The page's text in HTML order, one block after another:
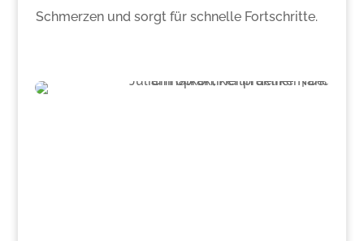
Schmerzen und sorgt für schnelle Fortschritte.